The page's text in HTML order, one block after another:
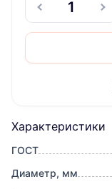
Характеристики
ГОСТ
Диаметр, мм